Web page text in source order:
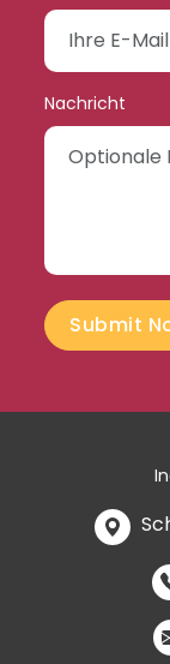
Nachricht
Submit